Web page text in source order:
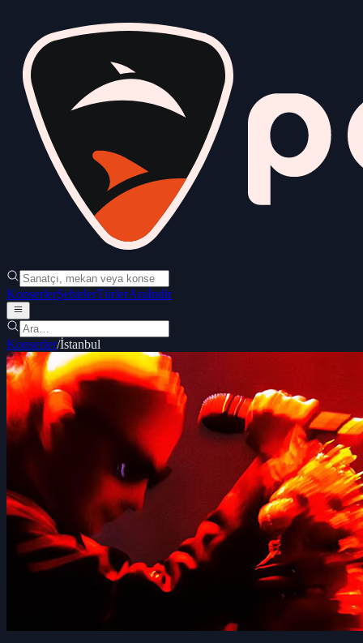
KonserlerŞehirlerTürlerAraİndir
Konserler/İstanbul